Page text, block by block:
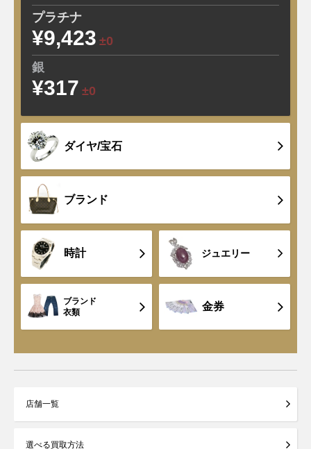
プラチナ
¥9,423 ±0
銀
¥317 ±0
ダイヤ/宝石
ブランド
時計 ジュエリー
ブランド
衣類
金券
店舗一覧
選べる買取方法